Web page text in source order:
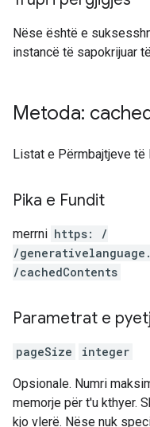
Nëse është e
instancë të sapokrijuar
Metoda:
Listat e Përmbajtjeve të
Pika e Fundit
merrni https: /
/
/cachedContents
Parametrat e
pageSize integer
Opsionale. Numri
memorje për t'u kthyer.
kjo vlerë. Nëse nuk